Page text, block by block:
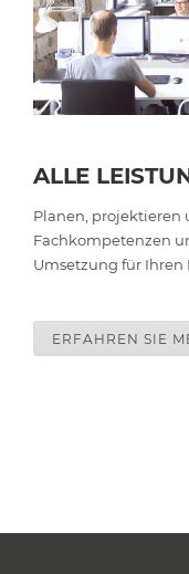
ALLE
Planen, projektieren
Fachkompetenzen
Umsetzung für Ihren
ERFAHREN SIE